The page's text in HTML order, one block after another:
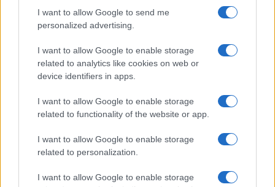
I want to allow Google to send me
personalized advertising.
I want to allow Google to enable storage
related to analytics like cookies on web or
device identifiers in apps.
I want to allow Google to enable storage
related to functionality of the website or app.
I want to allow Google to enable storage
related to personalization.
I want to allow Google to enable storage
Gimnaziji Ravne na Koroškem, Zvezi tabornikov
Slovenije, Upravi RS za zaščito in reševanje, izpostavi
Slovenj Gradec, RKS – OZ Ravne na Koroškem in
sosednjim območnim združenjem
Rdečem križu Slovenije.
Vabljeni, da se jim jutri pridružite na Ravnah na
Koroškem ter se na lastne oči prepričate, kako tudi
osnovnošolci obvladajo prvo pomoč.